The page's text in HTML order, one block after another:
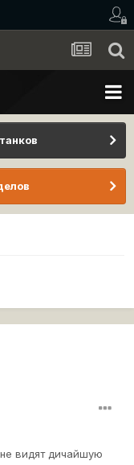
видят дичайшую